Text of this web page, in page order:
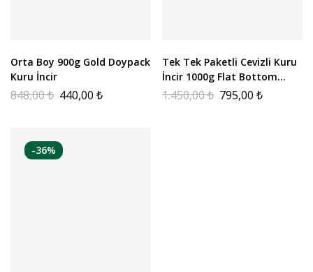
Orta Boy 900g Gold Doypack
Kuru İncir
848,00₺ 440,00 ₺
Tek Tek Paketli Cevizli Kuru
İncir 1000g Flat Bottom
Paket
1.450,00₺ 795,00 ₺
-36%